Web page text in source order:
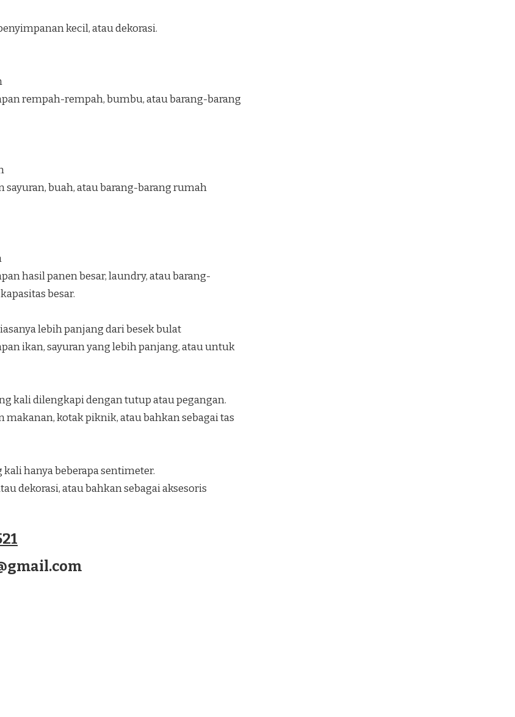
kecil, atau dekorasi.
rempah-rempah, bumbu, atau barang-barang
buah, atau barang-barang rumah
hasil panen besar, laundry, atau barang-
besar.
lebih panjang dari besek bulat
ikan, sayuran yang lebih panjang, atau untuk
kali dilengkapi dengan tutup atau pegangan.
kotak piknik, atau bahkan sebagai tas
hanya beberapa sentimeter.
dekorasi, atau bahkan sebagai aksesoris